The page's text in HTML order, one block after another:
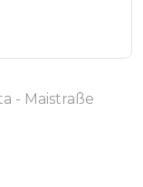
- Maistraße